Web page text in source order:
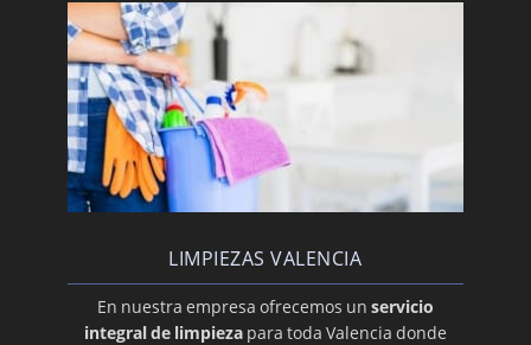
LIMPIEZAS VALENCIA
En nuestra empresa ofrecemos un servicio
integral de limpiezapara toda Valencia donde